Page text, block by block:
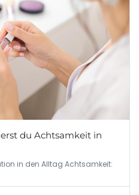
du Achtsamkeit in
in den Alltag Achtsamkeit: